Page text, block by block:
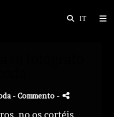
- Commento -
no os cortéis,